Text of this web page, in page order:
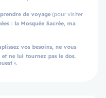
de voyage (pour visiter
: la Mosquée Sacrée, ma
vos besoins, ne vous
ne lui tournez pas le dos.
».